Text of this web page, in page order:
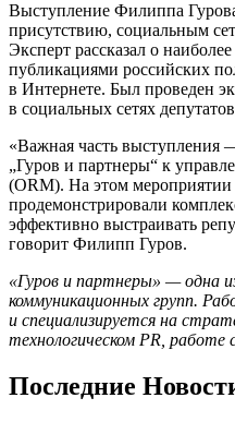
Выступление Филиппа
присутствию, социальным
Эксперт рассказал о
публикациями российских
в Интернете. Был проведен
в социальных сетях
«Важная часть выступления
„Гуров и партнеры“ к
(ORM). На этом
продемонстрировали
эффективно выстраивать
говорит Филипп Гуров.
«Гуров и партнеры» — одна
коммуникационных групп.
и специализируется на
технологическом PR,
Последние